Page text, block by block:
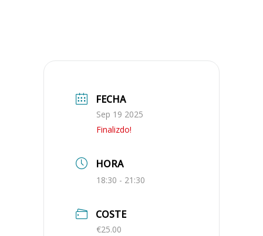
FECHA
Sep 19 2025
Finalizdo!
HORA
18:30 - 21:30
COSTE
€25.00